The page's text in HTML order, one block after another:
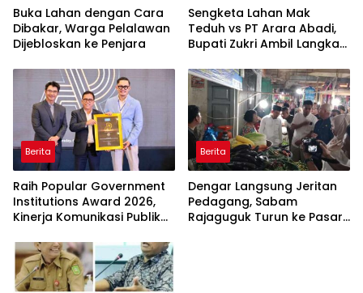
Buka Lahan dengan Cara
Dibakar, Warga Pelalawan
Dijebloskan ke Penjara
Sengketa Lahan Mak
Teduh vs PT Arara Abadi,
Bupati Zukri Ambil Langkah
Berita
Raih Popular Government
Institutions Award 2026,
Kinerja Komunikasi Publik
Kembali Diakui
Berita
Dengar Langsung Jeritan
Pedagang, Sabam
Rajaguguk Turun ke Pasar